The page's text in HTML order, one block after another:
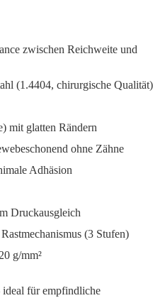
zwischen Reichweite und
(1.4404, chirurgische Qualität)
mit glatten Rändern
ohne Zähne
Adhäsion
Druckausgleich
(3 Stufen)
g/mm²
ideal für empfindliche